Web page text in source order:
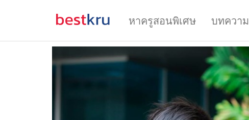
หาครูสอนพิเศษ บทความ